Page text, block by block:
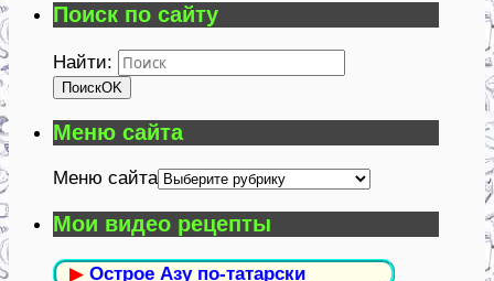
Поиск по сайту
Найти:
ПоискOK
Меню сайта
Меню сайта
Мои видео рецепты
▶ Острое Азу по-татарски